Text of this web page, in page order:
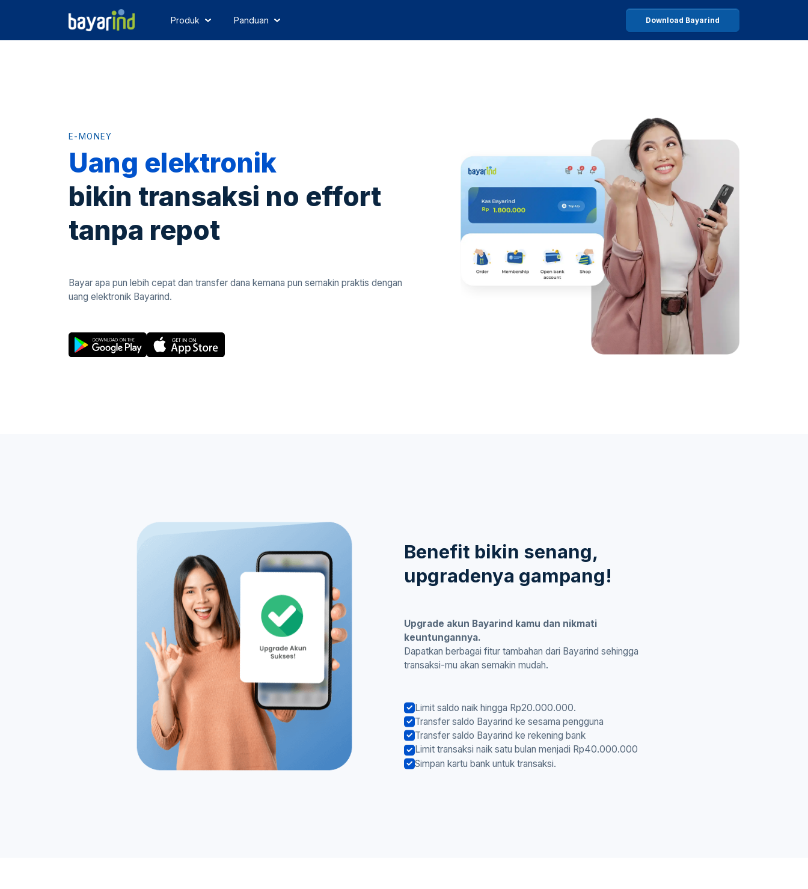
Produk Panduan Download Bayarind
E-MONEY
Uang elektronik
bikin transaksi no effort
tanpa repot
Bayar apa pun lebih cepat dan transfer dana kemana pun semakin praktis dengan
uang elektronik Bayarind.
Benefit bikin senang,
upgradenya gampang!
Upgrade akun Bayarind kamu dan nikmati
keuntungannya.
Dapatkan berbagai fitur tambahan dari Bayarind sehingga
transaksi-mu akan semakin mudah.
Limit saldo naik hingga Rp20.000.000.
Transfer saldo Bayarind ke sesama pengguna
Transfer saldo Bayarind ke rekening bank
Limit transaksi naik satu bulan menjadi Rp40.000.000
Simpan kartu bank untuk transaksi.